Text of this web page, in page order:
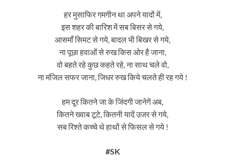
हर मुसाफिर गमगीन था अपने यादों में,
इस शहर की बारिश में सब बिसर से गये,
आसमाँ सिमट से गये, बादल भी बिखर से गये,
ना पूछा हवाओं से रुख किस ओर है जाना,
वो बहते रहे कुछ कहते रहे, ना साथ चले वो,
ना मंजिल सफर जाना, जिधर रुख किये चलते ही रह गये !
हम दूर कितने जा के जिंदगी जानेगें अब,
कितने ख्वाब टूटे, कितनी यादें उजर से गये,
सब रिश्ते कच्चे थे हाथों से फिसल से गये !
#SK